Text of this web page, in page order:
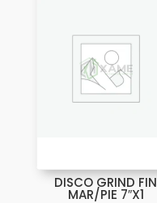
DISCO GRIND FIN
MAR/PIE 7″X1